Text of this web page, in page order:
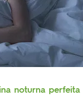
noturna perfeita